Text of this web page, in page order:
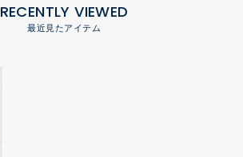
RECENTLY VIEWED
最近見たアイテム